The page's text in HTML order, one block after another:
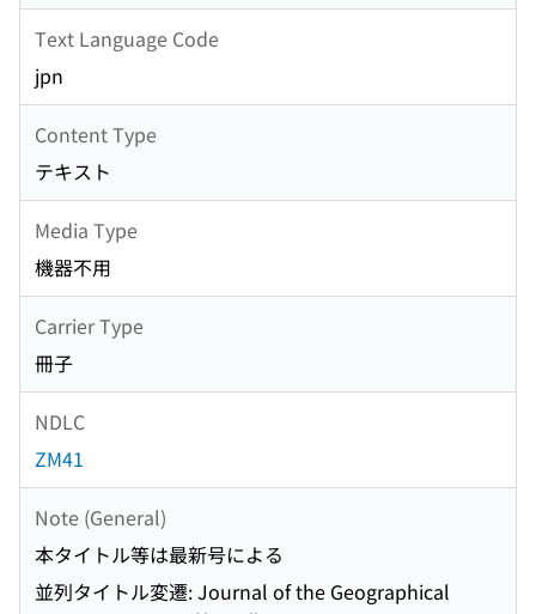
Text Language Code
jpn
Content Type
テキスト
Media Type
機器不用
Carrier Type
冊子
NDLC
ZM41
Note (General)
本タイトル等は最新号による
並列タイトル変遷: Journal of the Geographical